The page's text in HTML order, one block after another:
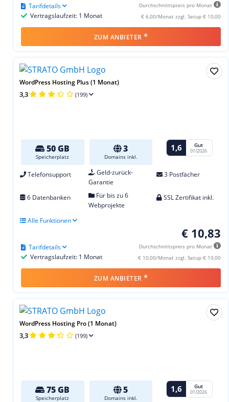
Durchschnittspreis pro Monat
€ 6,00/Monat zzgl. Setup € 10,00
Vertragslaufzeit: 1 Monat
Tarifdetails
ZUM ANBIETER *
WordPress Hosting Plus (1 Monat)
3,3 (199)
50 GB
Speicherplatz
3
Domains inkl.
1,6 Gut
01/2026
Telefonsupport
Geld-zurück-
Garantie
3 Postfächer
6 Datenbanken
Für bis zu 6
Webprojekte
SSL Zertifikat inkl.
Alle Funktionen
€ 10,83
Durchschnittspreis pro Monat
€ 10,00/Monat zzgl. Setup € 10,00
Vertragslaufzeit: 1 Monat
Tarifdetails
ZUM ANBIETER *
WordPress Hosting Pro (1 Monat)
3,3 (199)
75 GB
Speicherplatz
5
Domains inkl.
1,6 Gut
01/2026